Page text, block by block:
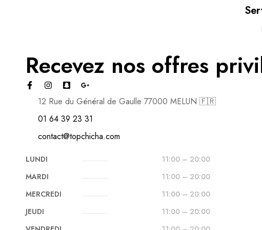
Recevez nos offres
12 Rue du Général de Gaulle 77000 MELUN 🇫🇷
01 64 39 23 31
contact@topchicha.com
LUNDI
11:00 – 20:00
MARDI
11:00 – 20:00
MERCREDI
11:00 – 20:00
JEUDI
11:00 – 20:00